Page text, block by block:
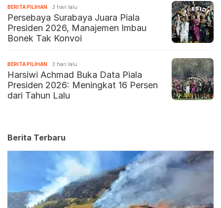
BERITA PILIHAN 3 hari lalu
Persebaya Surabaya Juara Piala
Presiden 2026, Manajemen Imbau
Bonek Tak Konvoi
BERITA PILIHAN 3 hari lalu
Harsiwi Achmad Buka Data Piala
Presiden 2026: Meningkat 16 Persen
dari Tahun Lalu
Berita Terbaru